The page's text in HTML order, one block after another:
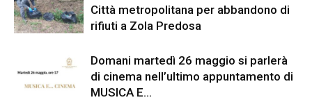
Città metropolitana per abbandono di
rifiuti a Zola Predosa
Domani martedì 26 maggio si parlerà
di cinema nell’ultimo appuntamento di
MUSICA E…